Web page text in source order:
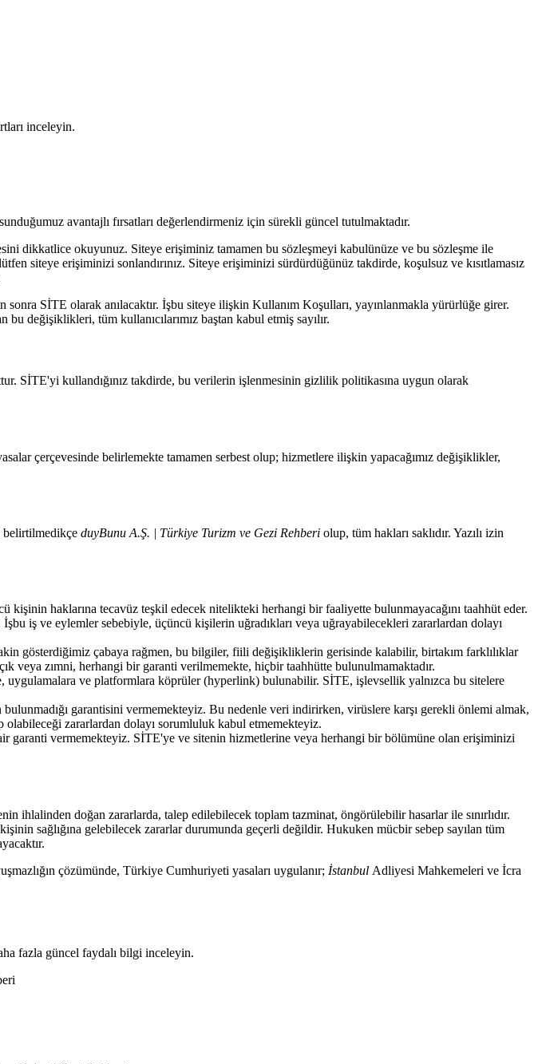
inceleyin.
avantajlı fırsatları değerlendirmeniz için sürekli güncel tutulmaktadır.
dikkatlice okuyunuz. Siteye erişiminiz tamamen bu sözleşmeyi kabulünüze ve bu sözleşme ile
siteye erişiminizi sonlandırınız. Siteye erişiminizi sürdürdüğünüz takdirde, koşulsuz ve kısıtlamasız
sonra SİTE olarak anılacaktır. İşbu siteye ilişkin Kullanım Koşulları, yayınlanmakla yürürlüğe girer.
değişiklikleri, tüm kullanıcılarımız baştan kabul etmiş sayılır.
SİTE'yi kullandığınız takdirde, bu verilerin işlenmesinin gizlilik politikasına uygun olarak
çerçevesinde belirlemekte tamamen serbest olup; hizmetlere ilişkin yapacağımız değişiklikler,
belirtilmedikçe duyBunu A.Ş. | Türkiye Turizm ve Gezi Rehberi olup, tüm hakları saklıdır. Yazılı izin
kişinin haklarına tecavüz teşkil edecek nitelikteki herhangi bir faaliyette bulunmayacağını taahhüt eder.
iş ve eylemler sebebiyle, üçüncü kişilerin uğradıkları veya uğrayabilecekleri zararlardan dolayı
gösterdiğimiz çabaya rağmen, bu bilgiler, fiili değişikliklerin gerisinde kalabilir, birtakım farklılıklar
veya zımni, herhangi bir garanti verilmemekte, hiçbir taahhütte bulunulmamaktadır.
uygulamalara ve platformlara köprüler (hyperlink) bulunabilir. SİTE, işlevsellik yalnızca bu sitelere
garantisini vermemekteyiz. Bu nedenle veri indirirken, virüslere karşı gerekli önlemi almak,
olabileceği zararlardan dolayı sorumluluk kabul etmemekteyiz.
garanti vermemekteyiz. SİTE'ye ve sitenin hizmetlerine veya herhangi bir bölümüne olan erişiminizi
ihlalinden doğan zararlarda, talep edilebilecek toplam tazminat, öngörülebilir hasarlar ile sınırlıdır.
sağlığına gelebilecek zararlar durumunda geçerli değildir. Hukuken mücbir sebep sayılan tüm
çözümünde, Türkiye Cumhuriyeti yasaları uygulanır; İstanbul Adliyesi Mahkemeleri ve İcra
fazla güncel faydalı bilgi inceleyin.